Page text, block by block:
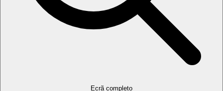
Ecrã completo